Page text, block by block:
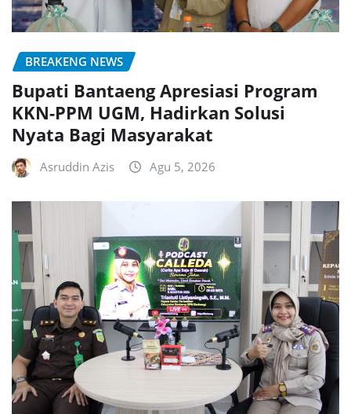
BREAKENG NEWS
Bupati Bantaeng Apresiasi Program
KKN-PPM UGM, Hadirkan Solusi
Nyata Bagi Masyarakat
Asruddin Azis Agu 5, 2026